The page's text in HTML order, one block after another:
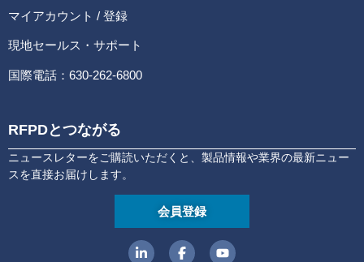
マイアカウント / 登録
現地セールス・サポート
国際電話：630-262-6800
RFPDとつながる
ニュースレターをご購読いただくと、製品情報や業界の最新ニュー
スを直接お届けします。
会員登録